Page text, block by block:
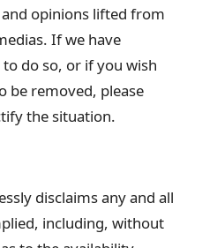
opinions lifted from
If we have
do so, or if you wish
be removed, please
the situation.
disclaims any and all
including, without